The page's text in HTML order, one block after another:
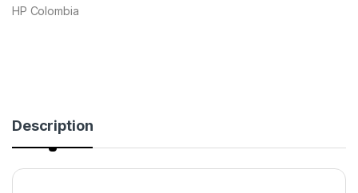
HP Colombia
Description